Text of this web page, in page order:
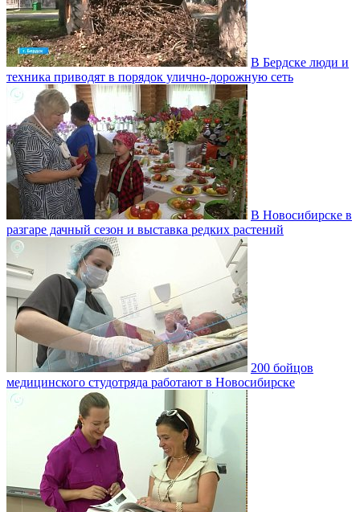
В Бердске люди и
техника приводят в порядок улично‑дорожную сеть
В Новосибирске в
разгаре дачный сезон и выставка редких растений
200 бойцов
медицинского студотряда работают в Новосибирске